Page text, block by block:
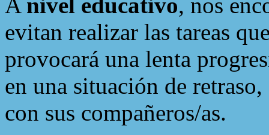
evitan realizar las tareas
provocará una lenta
en una situación de
con sus compañeros/as.